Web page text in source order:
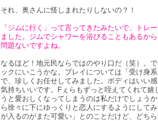
それ、奥さんに怪しまれたりしないの？！
「ジムに行く」って言ってきたみたいで、トレ
ました。ジムでシャワーを浴びることもあるか
問題ないですよね。
なるほど！地元民ならではのやり口だ（笑）。
ックにいこうかな。プレイについては「受け身
で、珍しくお任せしてみました。ボディはいい
気持ちいいです。Fぇらもずっと咥えてくれて嬉
うと愛おしくなってしまうのは私だけでしょう
ら徐々に下にゆっくりと恋人にするようにして
が入るのがまた可愛い」とのことだけど、どち